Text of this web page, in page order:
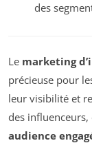
des
Le marketing
précieuse pour
leur visibilité et
des influenceurs,
audience